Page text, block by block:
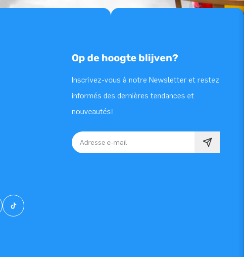
Op de hoogte blijven?
Inscrivez-vous à notre Newsletter et restez
informés des dernières tendances et
nouveautés!
Adresse e-mail